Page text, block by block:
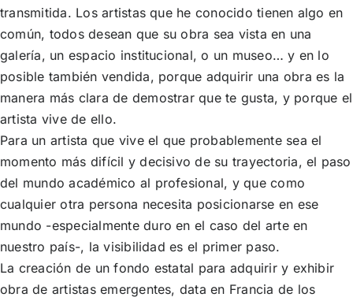
transmitida. Los artistas que he conocido tienen algo en
común, todos desean que su obra sea vista en una
galería, un espacio institucional, o un museo… y en lo
posible también vendida, porque adquirir una obra es la
manera más clara de demostrar que te gusta, y porque el
artista vive de ello.
Para un artista que vive el que probablemente sea el
momento más difícil y decisivo de su trayectoria, el paso
del mundo académico al profesional, y que como
cualquier otra persona necesita posicionarse en ese
mundo -especialmente duro en el caso del arte en
nuestro país-, la visibilidad es el primer paso.
La creación de un fondo estatal para adquirir y exhibir
obra de artistas emergentes, data en Francia de los